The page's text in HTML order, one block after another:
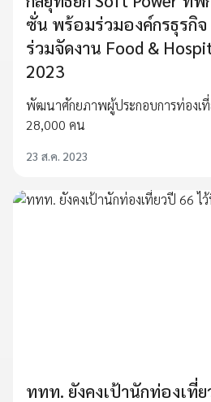
ซั่น พร้อมร่วมองค์กรธุรกิ
ร่วมจัดงาน Food &
2023
พัฒนาศักยภาพผู้ประกอบการท่องเที่
28,000 คน
23 ส.ค. 2023
ททท. ยังคงเป้านักท่องเที่